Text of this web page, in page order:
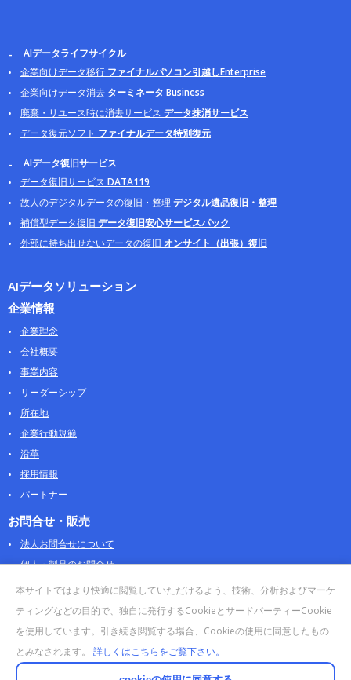
AIデータライフサイクル
企業向けデータ移行 ファイナルパソコン引越しEnterprise
企業向けデータ消去 ターミネータ Business
廃棄・リユース時に消去サービス データ抹消サービス
データ復元ソフト ファイナルデータ特別復元
AIデータ復旧サービス
データ復旧サービス DATA119
故人のデジタルデータの復旧・整理 デジタル遺品復旧・整理
補償型データ復旧 データ復旧安心サービスパック
外部に持ち出せないデータの復旧 オンサイト（出張）復旧
AIデータソリューション
企業情報
企業理念
会社概要
事業内容
リーダーシップ
所在地
企業行動規範
沿革
採用情報
パートナー
お問合せ・販売
法人お問合せについて
個人・製品のお問合せ
AOSストア
クラウドデータカンパニー 法人向けガイド
販売終了・サポート終了製品
本サイトではより快適に閲覧していただけるよう、技術、分析およびマーケ
ティングなどの目的で、独自に発行するCookieとサードパーティーCookie
を使用しています。引き続き閲覧する場合、Cookieの使用に同意したもの
とみなされます。 詳しくはこちらをご覧下さい。